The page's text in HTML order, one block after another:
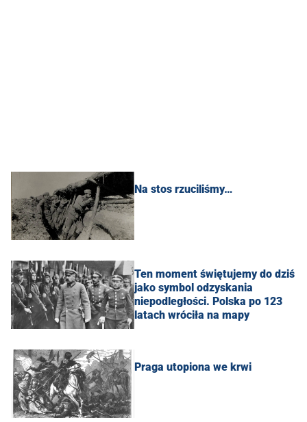
Na stos rzuciliśmy…
Ten moment świętujemy do dziś
jako symbol odzyskania
niepodległości. Polska po 123
latach wróciła na mapy
Praga utopiona we krwi